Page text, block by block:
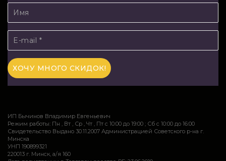
ИП Бычинов Владимир Евгеньевич
Режим работы: Пн , Вт , Ср , Чт , Пт c 10:00 до 19:00 ; Сб c 10:00 до 16:00
Свидетельство Выдано 30.11.2007 Администрацией Советского р-на г.
Минска
УНП 190899321
220013 г. Минск, а/я 160